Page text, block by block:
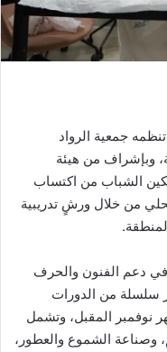
جمعية الرواد
وبإشراف من هيئة
الشباب من اكتساب
من خلال ورشٍ تدريبية
في دعم الفنون والحرف
سلسلة من الدورات
نوفمبر المقبل، وتشمل
وصناعة الشموع والعطور،